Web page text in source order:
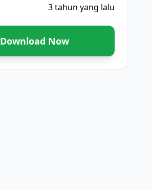
3 tahun yang lalu
Download Now